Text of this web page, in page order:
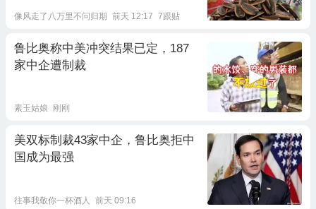
像风走了八万里不问归期 前天 12:17 7跟贴
鲁比奥称中美冲突结果已定，187
家中企遭制裁
素玉姑娘 刚刚
美双标制裁43家中企，鲁比奥拒中
国成为最强
往事我敬你一杯酒人 前天 09:16